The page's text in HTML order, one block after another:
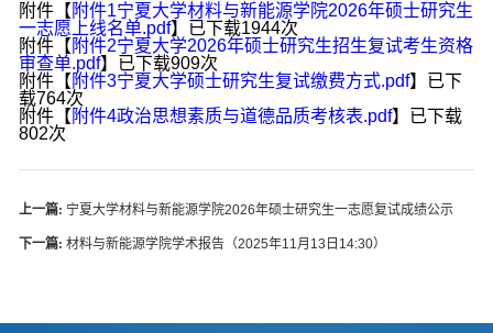
附件【 附件1宁夏大学材料与新能源学院2026年硕士研究生
一志愿上线名单.pdf】已下载1944次
附件【 附件2宁夏大学2026年硕士研究生招生复试考生资格
审查单.pdf】已下载909次
附件【 附件3宁夏大学硕士研究生复试缴费方式.pdf】已下
载764次
附件【 附件4政治思想素质与道德品质考核表.pdf】已下载
802次
上一篇: 宁夏大学材料与新能源学院2026年硕士研究生一志愿复试成绩公示
下一篇:材料与新能源学院学术报告（2025年11月13日14:30）